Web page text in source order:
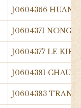
J0604366
J0604371 NONG
J0604377 LE
J0604381 CHAU
J0604383 TRAN